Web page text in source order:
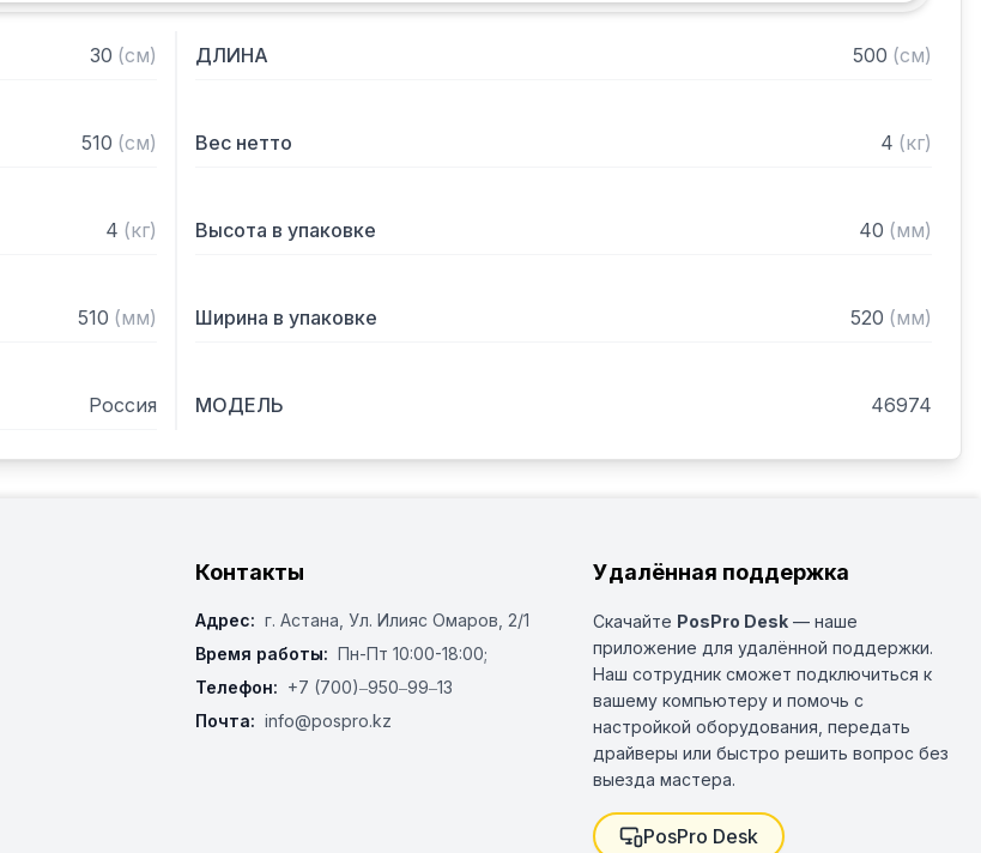
30 (см) ДЛИНА 500 (см)
510 (см) Вес нетто 4 (кг)
4 (кг) Высота в упаковке 40 (мм)
510 (мм) Ширина в упаковке 520 (мм)
Россия МОДЕЛЬ 46974
Контакты
Адрес: г. Астана, ​Ул. Илияс Омаров, 2/1
Время работы: Пн-Пт 10:00-18:00;
Телефон: +7 (700)‒950‒99‒13
Почта: info@pospro.kz
Удалённая поддержка
Скачайте PosPro Desk — наше
приложение для удалённой поддержки.
Наш сотрудник сможет подключиться к
вашему компьютеру и помочь с
настройкой оборудования, передать
драйверы или быстро решить вопрос без
выезда мастера.
PosPro Desk